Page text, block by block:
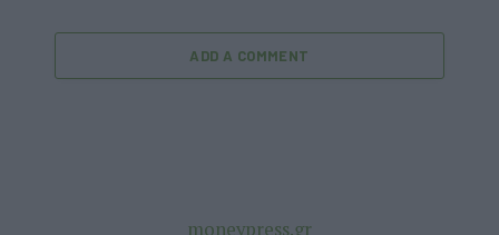
ADD A COMMENT
moneypress.gr